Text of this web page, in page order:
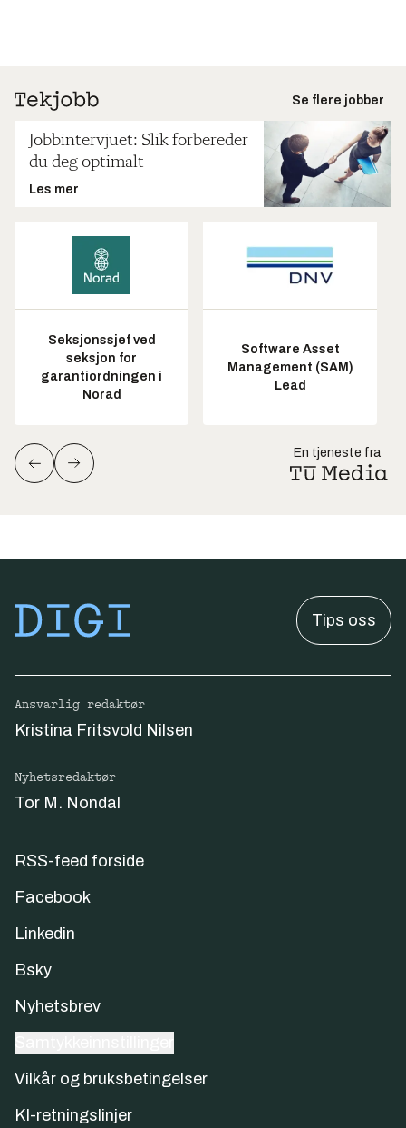
Se flere jobber
Jobbintervjuet: Slik forbereder
du deg optimalt
Les mer
Seksjonssjef ved
seksjon for
garantiordningen i
Norad
Software Asset
Management (SAM)
Lead
En tjeneste fra
Tips oss
Ansvarlig redaktør
Kristina Fritsvold Nilsen
Nyhetsredaktør
Tor M. Nondal
RSS-feed forside
Facebook
Linkedin
Bsky
Nyhetsbrev
Vilkår og bruksbetingelser
KI-retningslinjer